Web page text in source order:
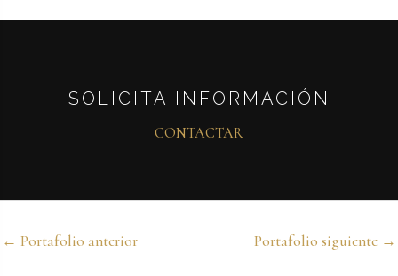
SOLICITA INFORMACIÓN
CONTACTAR
← Portafolio anterior Portafolio siguiente →